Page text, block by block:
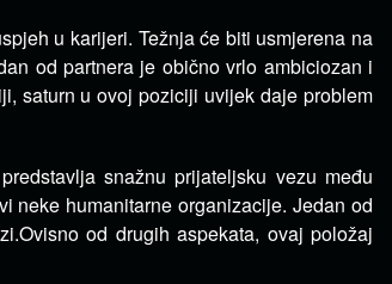
u karijeri. Težnja će biti usmjerena na
od partnera je obično vrlo ambiciozan i
saturn u ovoj poziciji uvijek daje problem
snažnu prijateljsku vezu među
neke humanitarne organizacije.Jedan od
Ovisno od drugih aspekata, ovaj položaj